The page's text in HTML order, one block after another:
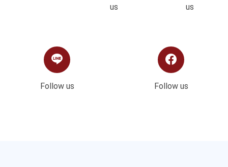
us
us
Follow us Follow us